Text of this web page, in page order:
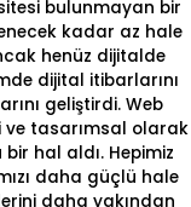
bulunmayan bir
kadar az hale
henüz dijitalde
dijital itibarlarını
geliştirdi. Web
ve tasarımsal olarak
hal aldı. Hepimiz
daha güçlü hale
daha yakından